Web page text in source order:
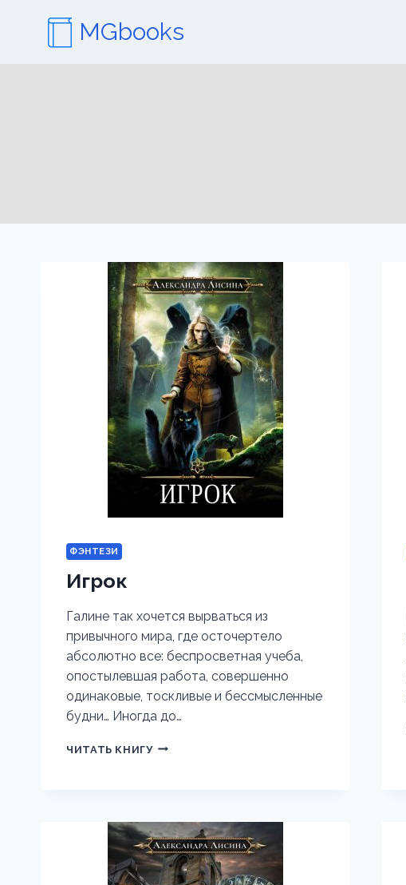
содержимому
MGbooks
ФЭНТЕЗИ
Игрок
Галине так хочется вырваться из
привычного мира, где осточертело
абсолютно все: беспросветная учеба,
опостылевшая работа, совершенно
одинаковые, тоскливые и бессмысленные
будни… Иногда до…
ЧИТАТЬ КНИГУИГРОК